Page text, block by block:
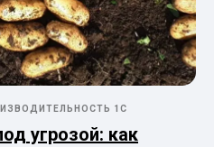
1С
угрозой: как